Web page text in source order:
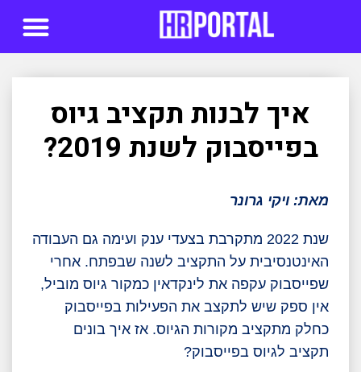
איך לבנות תקציב גיוס
בפייסבוק לשנת 2019?
מאת: ויקי גרונר
שנת 2022 מתקרבת בצעדי ענק ועימה גם העבודה
האינטנסיבית על התקציב לשנה שבפתח. אחרי
שפייסבוק עקפה את לינקדאין כמקור גיוס מוביל,
אין ספק שיש לתקצב את הפעילות בפייסבוק
כחלק מתקציב מקורות הגיוס. אז איך בונים
תקציב לגיוס בפייסבוק?